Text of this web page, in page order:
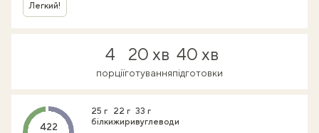
Легкий!
4
порції
20 хв
готування
40 хв
підготовки
422
25 г
білки
22 г
жири
33 г
вуглеводи